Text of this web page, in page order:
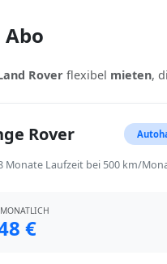
Rover flexibel mieten,
Rover
Monate Laufzeit bei 500 km/
€